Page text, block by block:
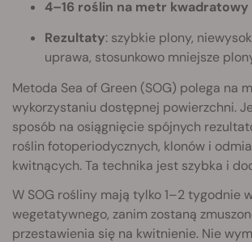
4–16 roślin na metr kwadratowy
Rezultaty: szybkie plony,
uprawa, stosunkowo mniejsze
Metoda Sea of Green (SOG) polega na
wykorzystaniu dostępnej powierzchni.
sposób na osiągnięcie spójnych
roślin fotoperiodycznych, klonów i
kwitnących. Ta technika jest szybka i
W SOG rośliny mają tylko 1–2 tygodnie
wegetatywnego, zanim zostaną
przestawienia się na kwitnienie. Nie